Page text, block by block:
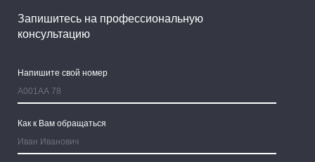
Запишитесь на профессиональную
консультацию
Напишите свой номер
Как к Вам обращаться